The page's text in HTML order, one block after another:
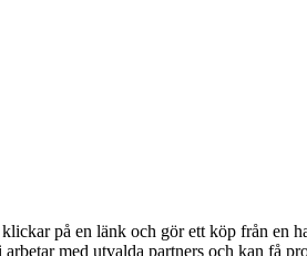
på en länk och gör ett köp från en
med utvalda partners och kan få